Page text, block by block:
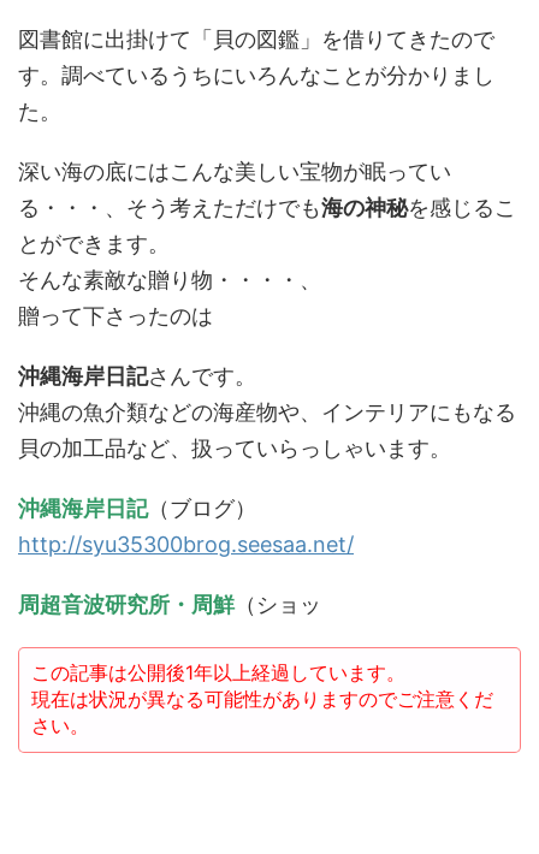
図書館に出掛けて「貝の図鑑」を借りてきたので
す。調べているうちにいろんなことが分かりまし
た。
深い海の底にはこんな美しい宝物が眠ってい
る・・・、そう考えただけでも海の神秘を感じるこ
とができます。
そんな素敵な贈り物・・・・、
贈って下さったのは
沖縄海岸日記さんです。
沖縄の魚介類などの海産物や、インテリアにもなる
貝の加工品など、扱っていらっしゃいます。
沖縄海岸日記（ブログ）
http://syu35300brog.seesaa.net/
周超音波研究所・周鮮（ショッ
この記事は公開後1年以上経過しています。
現在は状況が異なる可能性がありますのでご注意くだ
さい。